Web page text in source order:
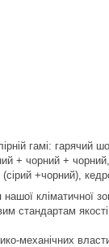
гамі: гарячий
+ чорний +
+чорний),
нашої кліматичної
стандартам
механічних